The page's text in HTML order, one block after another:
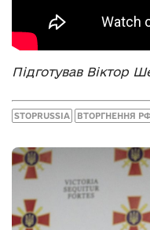
Підготував Віктор
STOPRUSSIA ВТОРГНЕННЯ